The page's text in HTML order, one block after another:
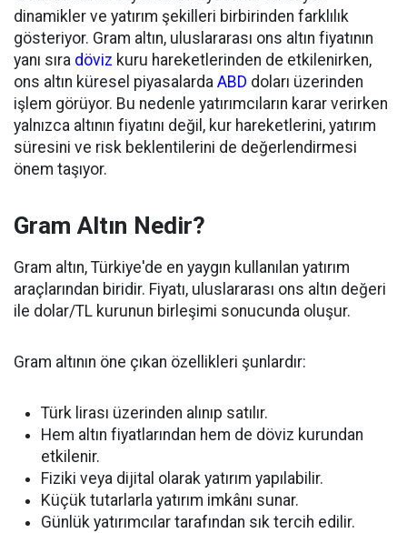
dinamikler ve yatırım şekilleri birbirinden farklılık
gösteriyor. Gram altın, uluslararası ons altın fiyatının
yanı sıra döviz kuru hareketlerinden de etkilenirken,
ons altın küresel piyasalarda ABD doları üzerinden
işlem görüyor. Bu nedenle yatırımcıların karar verirken
yalnızca altının fiyatını değil, kur hareketlerini, yatırım
süresini ve risk beklentilerini de değerlendirmesi
önem taşıyor.
Gram Altın Nedir?
Gram altın, Türkiye'de en yaygın kullanılan yatırım
araçlarından biridir. Fiyatı, uluslararası ons altın değeri
ile dolar/TL kurunun birleşimi sonucunda oluşur.
Gram altının öne çıkan özellikleri şunlardır:
Türk lirası üzerinden alınıp satılır.
Hem altın fiyatlarından hem de döviz kurundan
etkilenir.
Fiziki veya dijital olarak yatırım yapılabilir.
Küçük tutarlarla yatırım imkânı sunar.
Günlük yatırımcılar tarafından sık tercih edilir.